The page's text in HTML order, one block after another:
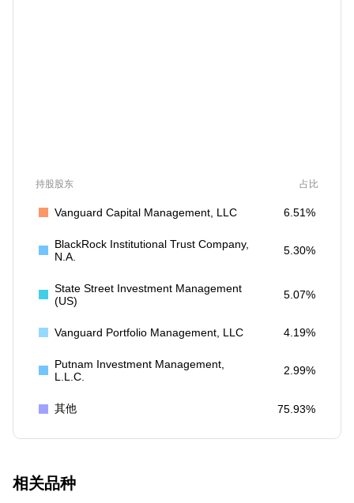
持股股东 占比
Vanguard Capital Management, LLC 6.51%
BlackRock Institutional Trust Company,
N.A.
5.30%
State Street Investment Management
(US)
5.07%
Vanguard Portfolio Management, LLC 4.19%
Putnam Investment Management,
L.L.C.
2.99%
其他 75.93%
相关品种